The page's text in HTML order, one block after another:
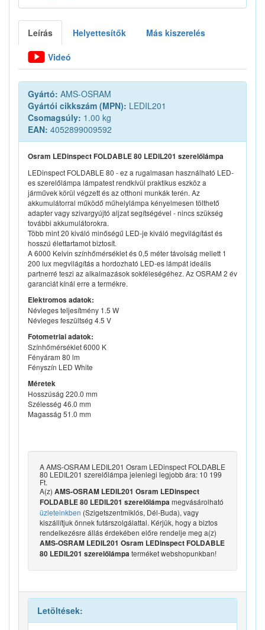
Leírás Helyettesítők Más kiszerelés
Videó
Gyártó: AMS-OSRAM
Gyártói cikkszám (MPN): LEDIL201
Csomagsúly: 1.00 kg
EAN: 4052899009592
Osram LEDinspect FOLDABLE 80 LEDIL201 szerelőlámpa
LEDinspect FOLDABLE 80 - ez a rugalmasan használható LED-
es szerelőlámpa lámpatest rendkívül praktikus eszköz a
járművek körül végzett és az otthoni munkák terén. Az
akkumulátorral működő műhelylámpa kényelmesen tölthető
adapter vagy szivargyújtó aljzat segítségével - nincs szükség
további akkumulátorokra.
Több mint 20 kiváló minőségű LED-je kiváló megvilágítást és
hosszú élettartamot biztosít.
A 6000 Kelvin színhőmérséklet és 0,5 méter távolság mellett 1
200 lux megvilágítás a hordozható LED-es lámpát ideális
partnerré teszi az alkalmazások sokféleségéhez. Az OSRAM 2 év
garanciát kínál erre a termékre.
Elektromos adatok:
Névleges teljesítmény 1.5 W
Névleges feszültség 4.5 V
Fotometriai adatok:
Színhőmérséklet 6000 K
Fényáram 80 lm
Fényszín LED White
Méretek
Hosszúság 220.0 mm
Szélesség 46.0 mm
Magasság 51.0 mm
A AMS-OSRAM LEDIL201 Osram LEDinspect FOLDABLE
80 LEDIL201 szerelőlámpa jelenlegi legjobb ára: 10 199
Ft.
A(z) AMS-OSRAM LEDIL201 Osram LEDinspect
FOLDABLE 80 LEDIL201 szerelőlámpa megvásárolható
üzleteinkben (Szigetszentmiklós, Dél-Buda), vagy
kiszállítjuk önnek futárszolgálattal. Kérjük, hogy a biztos
rendelkezésre állás érdekében előre rendelje meg a(z)
AMS-OSRAM LEDIL201 Osram LEDinspect FOLDABLE
80 LEDIL201 szerelőlámpa terméket webshopunkban!
Letöltések: